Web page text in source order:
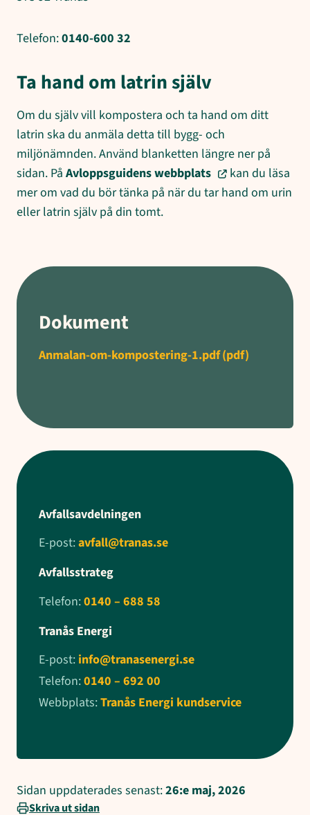
Telefon:0140-600 32
Ta hand om latrin själv
Om du själv vill kompostera och ta hand om ditt
latrin ska du anmäla detta till bygg- och
miljönämnden. Använd blanketten längre ner på
sidan. På Avloppsguidens webbplats
kan du läsa
mer om vad du bör tänka på när du tar hand om urin
eller latrin själv på din tomt.
Dokument
Anmalan-om-kompostering-1.pdf(pdf)
Avfallsavdelningen
E-post:avfall@tranas.se
Avfallsstrateg
Telefon:0140 – 688 58
Tranås Energi
E-post: info@tranasenergi.se
Telefon:0140 – 692 00
Webbplats:Tranås Energi kundservice
Sidan uppdaterades senast:26:e maj, 2026
Skriva ut sidan